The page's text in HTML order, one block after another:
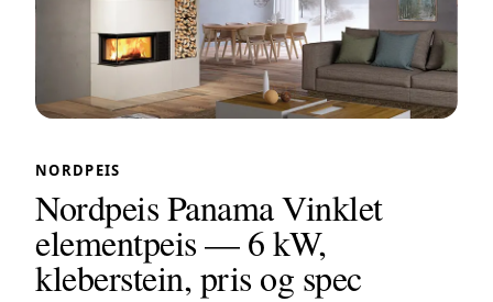
NORDPEIS
Nordpeis Panama Vinklet
elementpeis — 6 kW,
kleberstein, pris og spec